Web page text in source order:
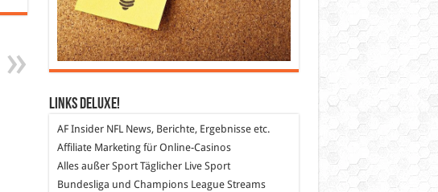
Links DeLuXe!
AF InsiderNFL News, Berichte, Ergebnisse etc.
Affiliate Marketingfür Online-Casinos
Alles außer SportTäglicher Live Sport
Bundesliga und Champions League Streams